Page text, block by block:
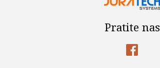
Pratite nas